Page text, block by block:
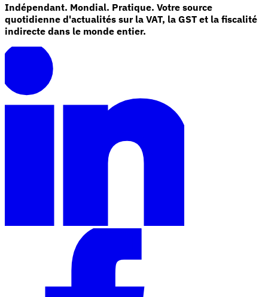
Indépendant. Mondial. Pratique. Votre source
quotidienne d'actualités sur la VAT, la GST et la fiscalité
indirecte dans le monde entier.